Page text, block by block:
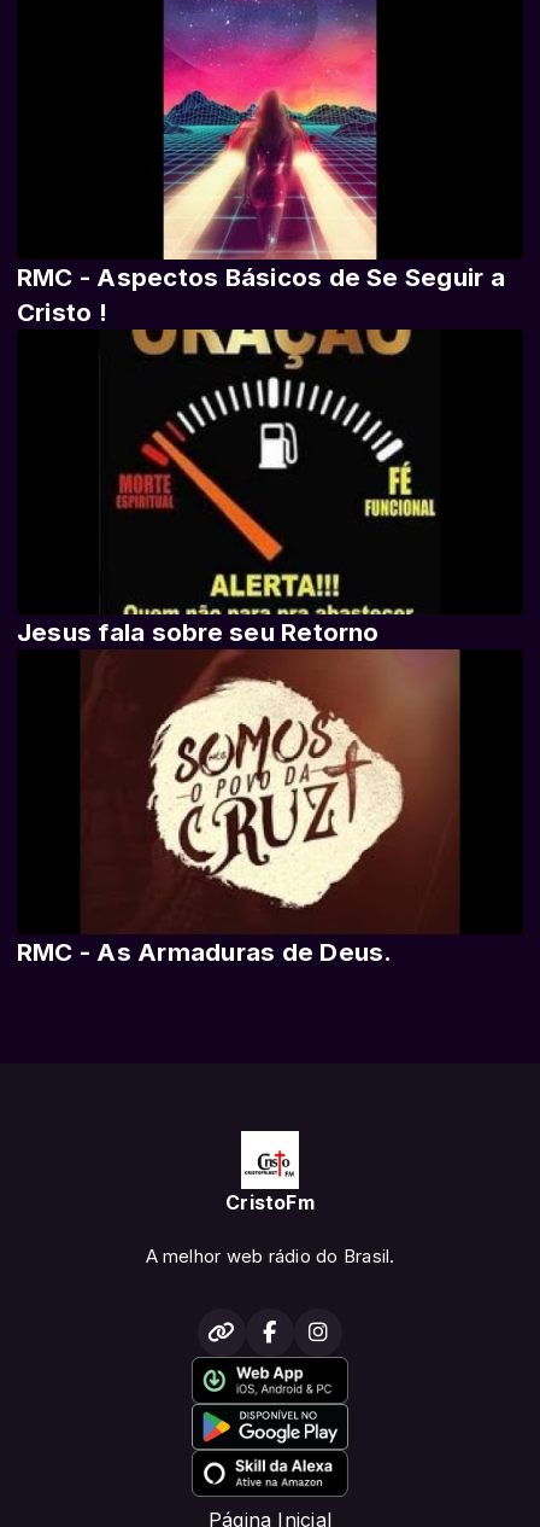
RMC - Aspectos Básicos de Se Seguir a
Cristo !
Jesus fala sobre seu Retorno
RMC - As Armaduras de Deus.
CristoFm
A melhor web rádio do Brasil.
Página Inicial